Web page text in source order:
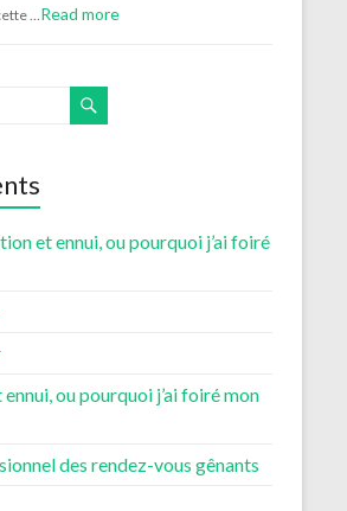
…Read more
et ennui, ou pourquoi j’ai foiré
ou pourquoi j’ai foiré mon
des rendez-vous gênants